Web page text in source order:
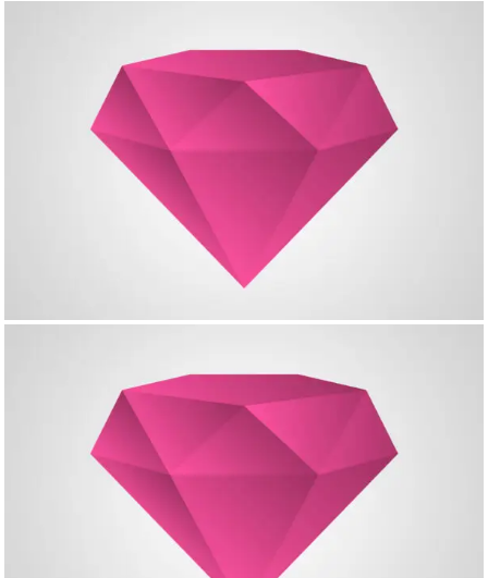
Creative Project – Gallery
Single Project – Extended